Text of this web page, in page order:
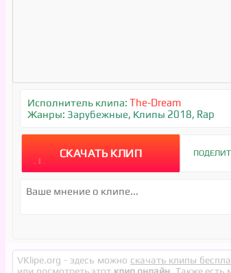
Исполнитель клипа: The-Dream
Жанры: Зарубежные, Клипы 2018, Rap
СКАЧАТЬ КЛИП
VKlipe.org - здесь можно скачать клипы